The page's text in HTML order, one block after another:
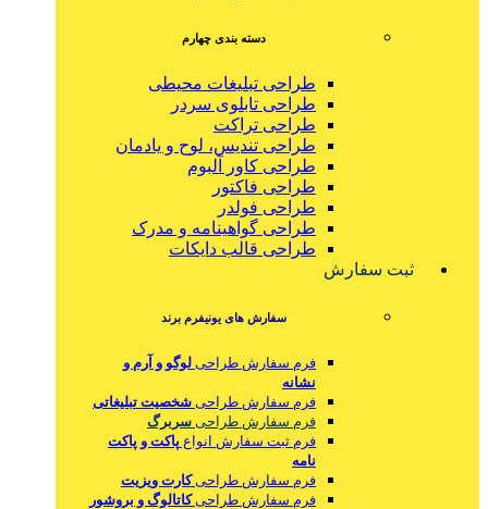
دسته بندی چهارم
طراحی تبلیغات محیطی
طراحی تابلوی سردر
طراحی تراکت
طراحی تندیس، لوح و یادمان
طراحی کاور آلبوم
طراحی فاکتور
طراحی فولدر
طراحی گواهینامه و مدرک
طراحی قالب دایکات
ثبت سفارش
سفارش های یونیفرم برند
فرم سفارش طراحی لوگو و آرم و
نشانه
فرم سفارش طراحی شخصیت تبلیغاتی
فرم سفارش طراحی سربرگ
فرم ثبت سفارش انواع پاکت و پاکت
نامه
فرم سفارش طراحیکارت ویزیت
فرم سفارش طراحیکاتالوگ و بروشور